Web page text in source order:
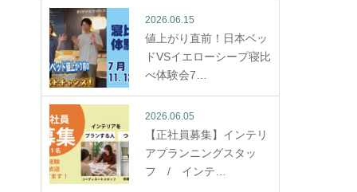
2026.06.15
値上がり直前！日本ベッ
ドVSイエローシープ寝比
べ体験会7…
2026.06.05
【正社員募集】インテリ
アプランニングスタッ
フ / インテ…